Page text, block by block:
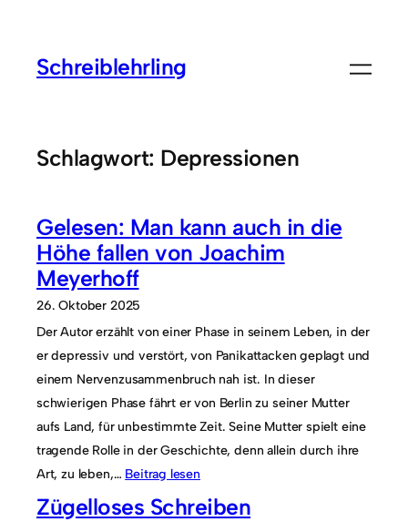
springen
Schreiblehrling
Schlagwort: Depressionen
Gelesen: Man kann auch in die
Höhe fallen von Joachim
Meyerhoff
26. Oktober 2025
Der Autor erzählt von einer Phase in seinem Leben, in der
er depressiv und verstört, von Panikattacken geplagt und
einem Nervenzusammenbruch nah ist. In dieser
schwierigen Phase fährt er von Berlin zu seiner Mutter
aufs Land, für unbestimmte Zeit. Seine Mutter spielt eine
tragende Rolle in der Geschichte, denn allein durch ihre
Art, zu leben,… Beitrag lesen
Zügelloses Schreiben